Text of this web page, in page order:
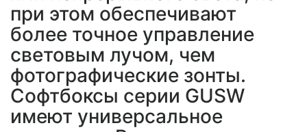
при этом обеспечивают
более точное управление
световым лучом, чем
фотографические зонты.
Софтбоксы серии GUSW
имеют универсальное